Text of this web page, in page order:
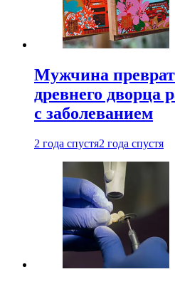
Мужчина
древнего дворца
с заболеванием
2 года спустя2 года спустя